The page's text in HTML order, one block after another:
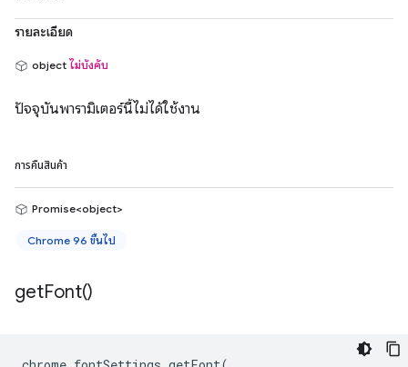
รายละเอียด
object ไม่บังคับ
ปัจจุบันพารามิเตอร์นี้ไม่ได้ใช้งาน
การคืนสินค้า
Promise<object>
Chrome 96 ขึ้นไป
getFont()